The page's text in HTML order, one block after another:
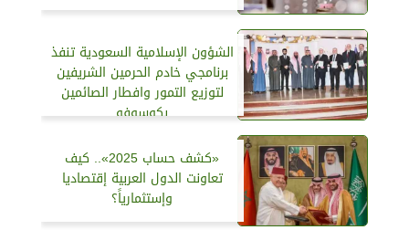
الشؤون الإسلامية السعودية تنفذ
برنامجي خادم الحرمين الشريفين
لتوزيع التمور وافطار الصائمين
بكوسوفو
«كشف حساب 2025».. كيف
تعاونت الدول العربية إقتصاديا
وإستثمارياً؟